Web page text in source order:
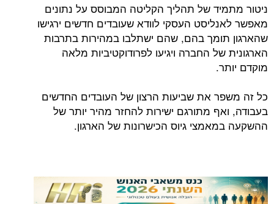
ניטור מתמיד של תהליך הקליטה המבוסס על נתונים
מאפשר לאנליסט העסקי לוודא שעובדים חדשים ירגישו
שהארגון תומך בהם, שהם ישתלבו במהירות בתרבות
הארגונית של החברה ויגיעו לפרודוקטיביות מלאה
מוקדם יותר.
כל זה משפר את שביעות הרצון של העובדים החדשים
בעבודה, ואף מתורגם ישירות להחזר מהיר יותר של
ההשקעה במאמצי גיוס הכישרונות של הארגון.